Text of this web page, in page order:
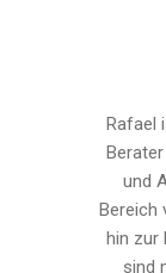
Rafael
und
Bereich
hin zur
sind